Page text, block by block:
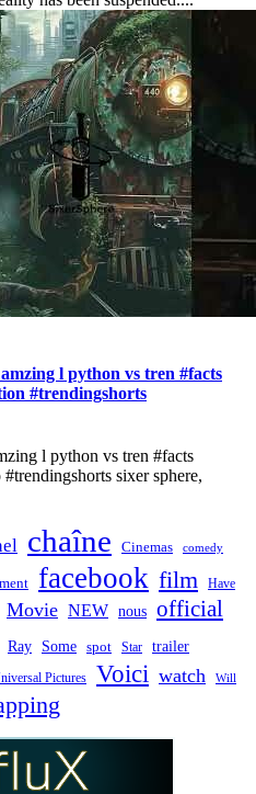
l python vs tren #facts
#trendingshorts
l python vs tren #facts
sixer sphere,
chaîne Cinemas comedy
facebook film Have
Movie NEW nous official
Ray Some spot Star trailer
Pictures Voici watch Will